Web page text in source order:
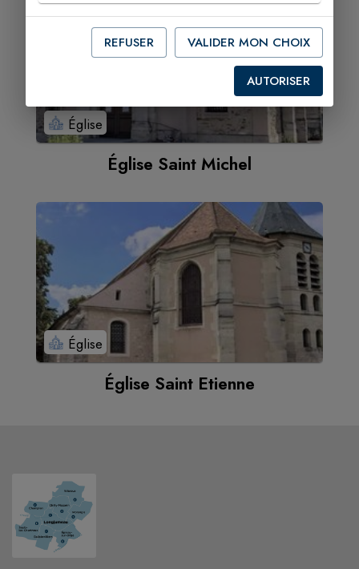
Église
Église Saint Michel
Église
Église Saint Etienne
REFUSER VALIDER MON CHOIX
AUTORISER